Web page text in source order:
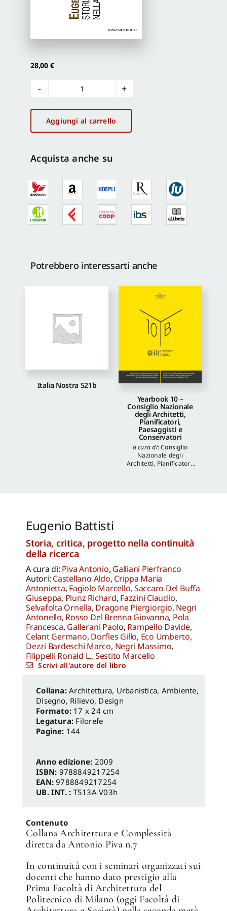
Newsletter
28,00 €
Eugenio
Battisti
quantità
Aggiungi al carrello
Acquista anche su
Potrebbero interessarti anche
Italia Nostra 521b
Yearbook 10 –
Consiglio Nazionale
degli Architetti,
Pianificatori,
Paesaggisti e
Conservatori
a cura di:Consiglio
Nazionale degli
Architetti, Pianificatori,
Eugenio Battisti
Storia, critica, progetto nella continuità
della ricerca
A cura di: Piva Antonio, Galliani Pierfranco
Autori: Castellano Aldo, Crippa Maria
Antonietta, Fagiolo Marcello, Saccaro Del Buffa
Giuseppa, Plunz Richard, Fazzini Claudio,
Selvafolta Ornella, Dragone Piergiorgio, Negri
Antonello, Rosso Del Brenna Giovanna, Pola
Francesca, Gallerani Paolo, Rampello Davide,
Celant Germano, Dorfles Gillo, Eco Umberto,
Dezzi Bardeschi Marco, Negri Massimo,
Filippelli Ronald L., Sestito Marcello
Scrivi all'autore del libro
Architettura, Urbanistica, Ambiente,
Disegno, Rilievo, Design
Formato: 17 x 24 cm
Legatura: Filorefe
Pagine: 144
Anno edizione: 2009
ISBN: 9788849217254
EAN:9788849217254
UB. INT. : T513A V03h
Contenuto
Collana Architettura e Complessità
diretta da Antonio Piva n.7
In continuità con i seminari organizzati sui
docenti che hanno dato prestigio alla
Prima Facoltà di Architettura del
Politecnico di Milano (oggi Facoltà di